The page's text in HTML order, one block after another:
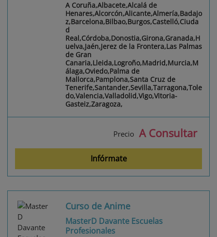
A Coruña,Albacete,Alcalá de
Henares,Alcorcón,Alicante,Almería,Badajo
z,Barcelona,Bilbao,Burgos,Castelló,Ciuda
d
Real,Córdoba,Donostia,Girona,Granada,H
uelva,Jaén,Jerez de la Frontera,Las Palmas
de Gran
Canaria,Lleida,Logroño,Madrid,Murcia,M
álaga,Oviedo,Palma de
Mallorca,Pamplona,Santa Cruz de
Tenerife,Santander,Sevilla,Tarragona,Tole
do,Valencia,Valladolid,Vigo,Vitoria-
Gasteiz,Zaragoza,
Precio A Consultar
Infórmate
Curso de Anime
MasterD Davante Escuelas
Profesionales